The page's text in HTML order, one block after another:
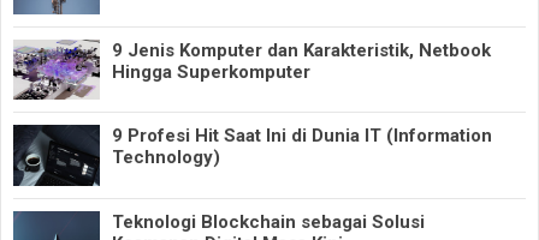
9 Jenis Komputer dan Karakteristik, Netbook
Hingga Superkomputer
9 Profesi Hit Saat Ini di Dunia IT (Information
Technology)
Teknologi Blockchain sebagai Solusi